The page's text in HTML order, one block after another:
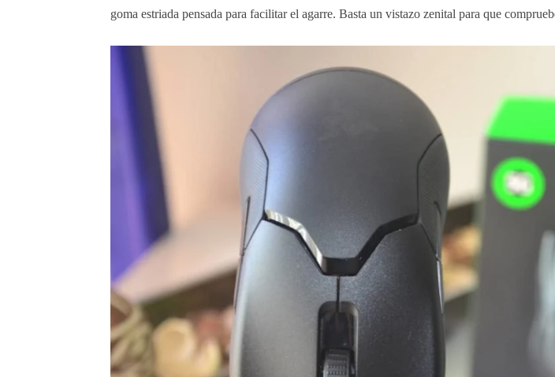
goma estriada pensada para facilitar el agarre. Basta un vistazo zenital para que